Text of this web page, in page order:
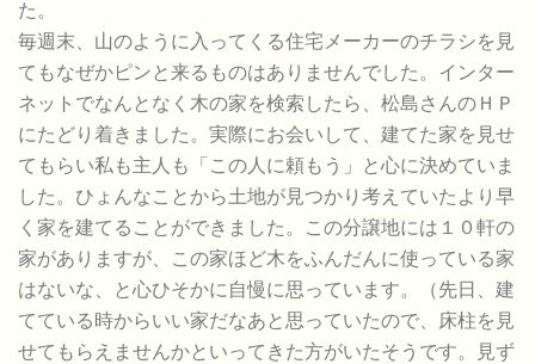
た。
毎週末、山のように入ってくる住宅メーカーのチラシを見
てもなぜかピンと来るものはありませんでした。インター
ネットでなんとなく木の家を検索したら、松島さんのＨＰ
にたどり着きました。実際にお会いして、建てた家を見せ
てもらい私も主人も「この人に頼もう」と心に決めていま
した。ひょんなことから土地が見つかり考えていたより早
く家を建てることができました。この分譲地には１０軒の
家がありますが、この家ほど木をふんだんに使っている家
はないな、と心ひそかに自慢に思っています。（先日、建
てている時からいい家だなあと思っていたので、床柱を見
せてもらえませんかといってきた方がいたそうです。見ず